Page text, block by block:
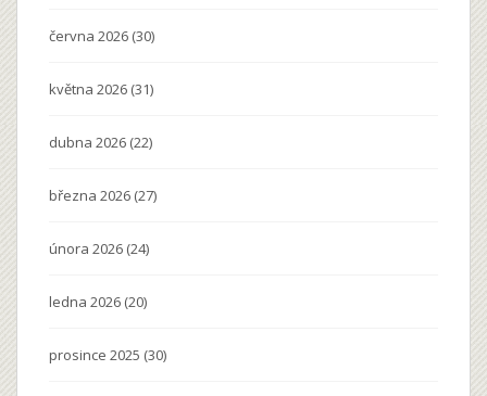
června 2026 (30)
května 2026 (31)
dubna 2026 (22)
března 2026 (27)
února 2026 (24)
ledna 2026 (20)
prosince 2025 (30)